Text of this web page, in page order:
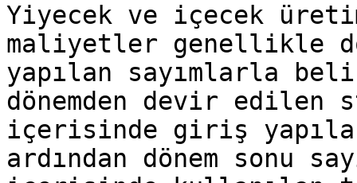
Yiyecek ve içecek
maliyetler genellikle
yapılan sayımlarla
dönemden devir edilen
içerisinde giriş
ardından dönem sonu